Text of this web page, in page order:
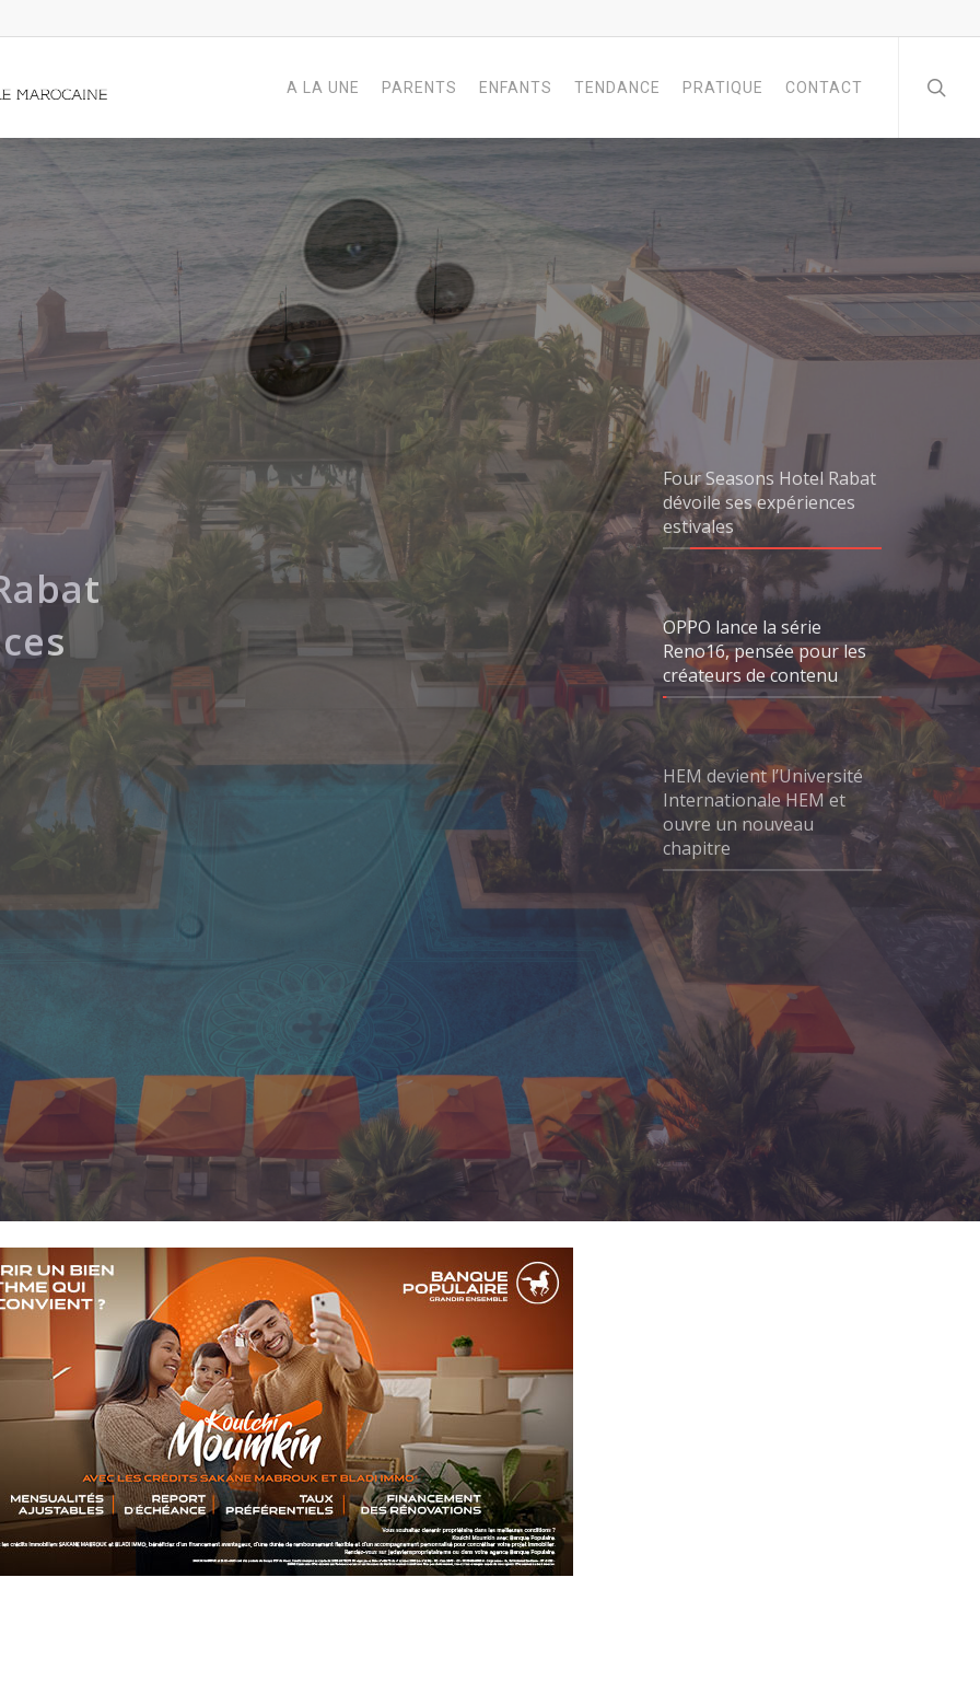
A LA UNE PARENTS ENFANTS TENDANCE PRATIQUE CONTACT
ouvre
Four Seasons Hotel Rabat
dévoile ses expériences
estivales
OPPO lance la série
Reno16, pensée pour les
créateurs de contenu
HEM devient l’Université
Internationale HEM et
ouvre un nouveau
chapitre